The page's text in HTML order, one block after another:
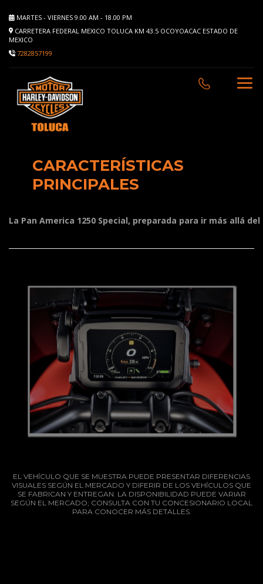
MARTES - VIERNES 9.00 AM - 18.00 PM
CARRETERA FEDERAL MEXICO TOLUCA KM 43.5 OCOYOACAC ESTADO DE
MEXICO
7282857199
CARACTERÍSTICAS
PRINCIPALES
La Pan America 1250 Special, preparada para ir más allá del
EL VEHÍCULO QUE SE MUESTRA PUEDE PRESENTAR DIFERENCIAS
VISUALES SEGÚN EL MERCADO Y DIFERIR DE LOS VEHÍCULOS QUE
SE FABRICAN Y ENTREGAN. LA DISPONIBILIDAD PUEDE VARIAR
SEGÚN EL MERCADO; CONSULTA CON TU CONCESIONARIO LOCAL
PARA CONOCER MÁS DETALLES.